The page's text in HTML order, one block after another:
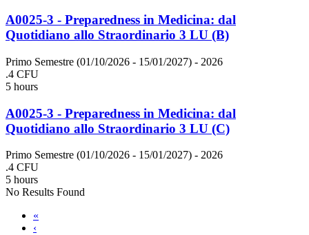
A0025-3 - Preparedness in Medicina: dal
Quotidiano allo Straordinario 3 LU (B)
Primo Semestre (01/10/2026 - 15/01/2027) - 2026
.4 CFU
5 hours
A0025-3 - Preparedness in Medicina: dal
Quotidiano allo Straordinario 3 LU (C)
Primo Semestre (01/10/2026 - 15/01/2027) - 2026
.4 CFU
5 hours
No Results Found
«
‹